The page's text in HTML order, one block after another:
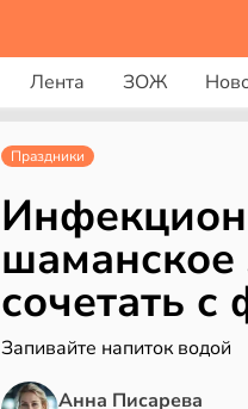
Лента ЗОЖ
Праздники
шаманское
сочетать
Запивайте напиток водой
Анна Писарева